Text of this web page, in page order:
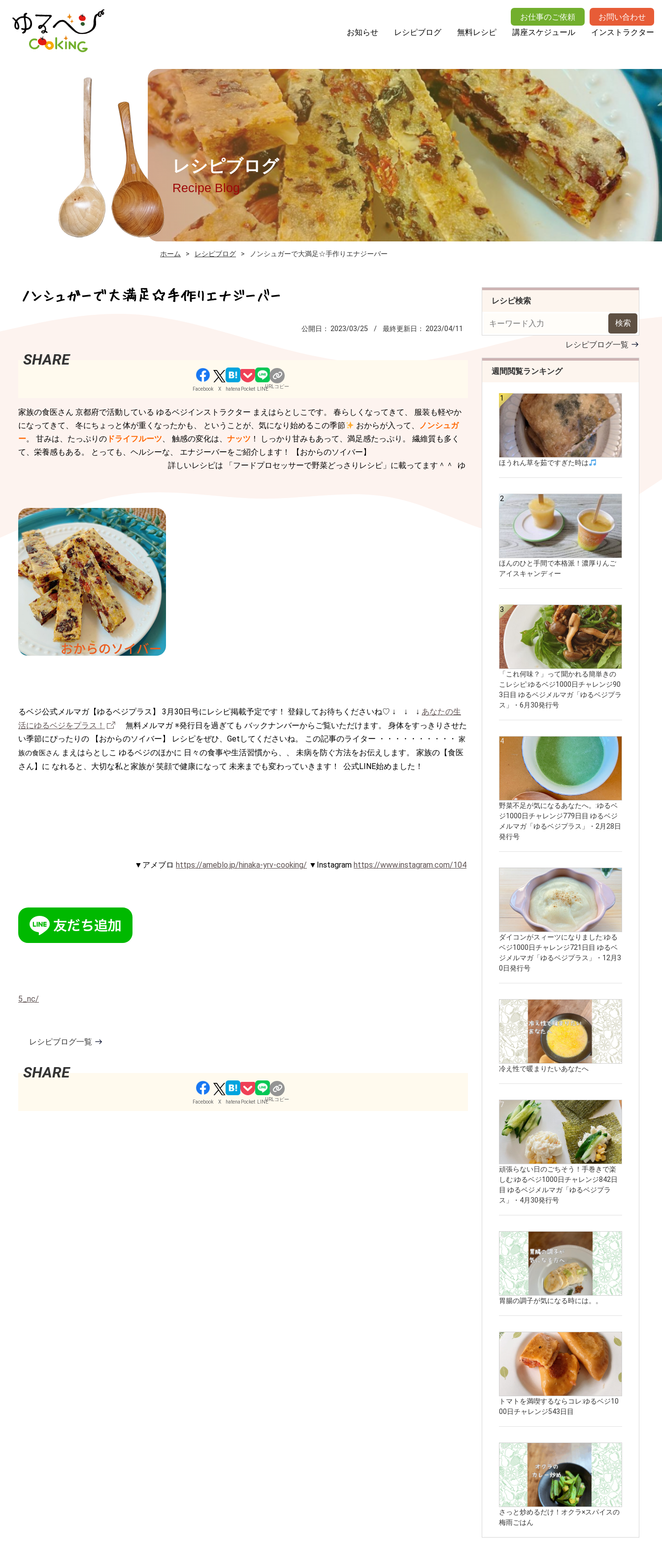
お仕事のご依頼
お問い合わせ
お知らせ
レシピブログ 無料レシピ 講座スケジュール インストラクター
レシピブログ
Recipe Blog
ホーム レシピブログ ノンシュガーで大満足☆手作りエナジーバー
ノンシュガーで大満足☆手作りエナジーバー
公開日： 2023/03/25 最終更新日： 2023/04/11
Facebook X hatena Pocket LINEURLコピー
家族の食医さん 京都府で活動している ゆるベジインストラクター まえはらとしこです。 春らしくなってきて、 服装も軽やか
になってきて、 冬にちょっと体が重くなったかも、 ということが、気になり始めるこの季節
おからが入って、 ノンシュガ
ー。 甘みは、たっぷりの ドライフルーツ、 触感の変化は、 ナッツ ！ しっかり甘みもあって、満足感たっぷり。 繊維質も多く
て、栄養感もある。 とっても、ヘルシーな、 エナジーバーをご紹介します！ 【おからのソイバー】
詳しいレシピは 「フードプロセッサーで野菜どっさりレシピ」に載ってます＾＾
ゆ
るベジ公式メルマガ【ゆるベジプラス】 3月30日号にレシピ掲載予定です！ 登録してお待ちくださいね♡ ↓ ↓ ↓ あなたの生
活にゆるベジをプラス！
無料メルマガ ※発行日を過ぎても バックナンバーからご覧いただけます。 身体をすっきりさせた
い季節にぴったりの 【おからのソイバー】 レシピをぜひ、Getしてくださいね。 この記事のライター ・・・・・・・・・・ 家
族の食医さん まえはらとしこ ゆるベジのほかに 日々の食事や生活習慣から、、 未病を防ぐ方法をお伝えします。 家族の【食医
さん】に なれると、大切な私と家族が 笑顔で健康になって 未来までも変わっていきます！
公式LINE始めました！
▼アメブロ https://ameblo.jp/hinaka-yrv-cooking/ ▼Instagram https://www.instagram.com/104
5_nc/
レシピブログ一覧
Facebook X hatena Pocket LINEURLコピー
レシピ検索
検索
レシピブログ一覧
週間閲覧ランキング
ほうれん草を茹ですぎた時は
ほんのひと手間で本格派！濃厚りんご
アイスキャンディー
「これ何味？」って聞かれる簡単きの
こレシピ:ゆるベジ1000日チャレンジ90
3日目 ゆるベジメルマガ「ゆるベジプラ
ス」・6月30発行号
野菜不足が気になるあなたへ。:ゆるベ
ジ1000日チャレンジ779日目 ゆるベジ
メルマガ「ゆるベジプラス」・2月28日
発行号
ダイコンがスィーツになりました:ゆる
ベジ1000日チャレンジ721日目 ゆるベ
ジメルマガ「ゆるベジプラス」・12月3
0日発行号
冷え性で暖まりたいあなたへ
頑張らない日のごちそう！手巻きで楽
しむ:ゆるベジ1000日チャレンジ842日
目 ゆるベジメルマガ「ゆるベジプラ
ス」・4月30発行号
胃腸の調子が気になる時には。。
トマトを満喫するならコレ:ゆるベジ10
00日チャレンジ543日目
さっと炒めるだけ！オクラ×スパイスの
梅雨ごはん